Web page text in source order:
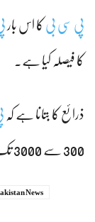
پی سی بیکا اس بار
کا فیصلہ کیا ہے۔
ذرائع کا بتانا ہے کہ
300 سے 3000 تک رکھنے کا فیصلہ ہوا ہے۔
News